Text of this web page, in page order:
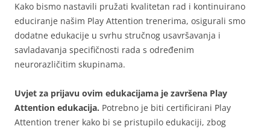
Kako bismo nastavili pružati kvalitetan rad i kontinuirano
educiranje našim Play Attention trenerima, osigurali smo
dodatne edukacije u svrhu stručnog usavršavanja i
savladavanja specifičnosti rada s određenim
neurorazličitim skupinama.
Uvjet za prijavu ovim edukacijama je završena Play
Attention edukacija. Potrebno je biti certificirani Play
Attention trener kako bi se pristupilo edukaciji, zbog